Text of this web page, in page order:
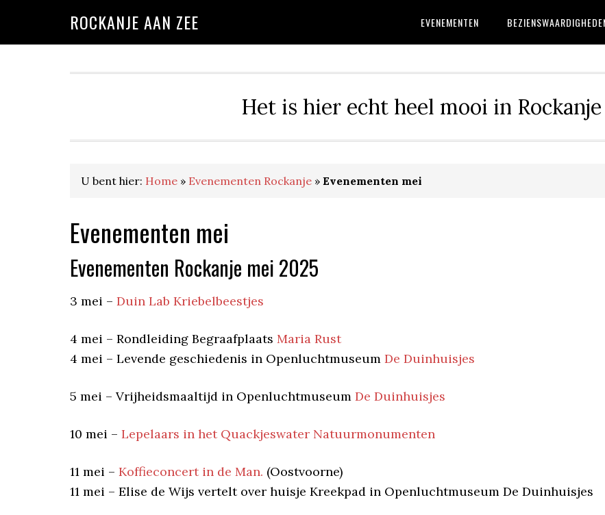
ROCKANJE AAN ZEE EVENEMENTEN
Het is hier echt heel mooi in Rockanje
U bent hier: Home » Evenementen Rockanje » Evenementen mei
Evenementen mei
Evenementen Rockanje mei 2025
3 mei – Duin Lab Kriebelbeestjes
4 mei – Rondleiding Begraafplaats Maria Rust
4 mei – Levende geschiedenis in Openluchtmuseum De Duinhuisjes
5 mei – Vrijheidsmaaltijd in Openluchtmuseum De Duinhuisjes
10 mei – Lepelaars in het Quackjeswater Natuurmonumenten
11 mei – Koffieconcert in de Man. (Oostvoorne)
11 mei – Elise de Wijs vertelt over huisje Kreekpad in Openluchtmuseum De Duinhuisjes